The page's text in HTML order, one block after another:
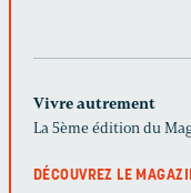
Vivre autrement
La 5ème édition du
DÉCOUVREZ LE